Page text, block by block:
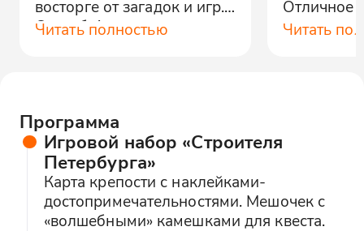
восторге от загадок и игр.
Спасибо!
Читать полностью
Отличное
цены и
Читать
Программа
Игровой набор «Строителя
Петербурга»
Карта крепости с наклейками-
достопримечательностями. Мешочек с
«волшебными» камешками для квеста.